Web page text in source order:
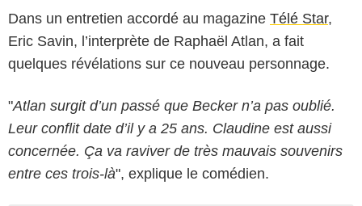
Dans un entretien accordé au magazine Télé Star,
Eric Savin, l’interprète de Raphaël Atlan, a fait
quelques révélations sur ce nouveau personnage.
"Atlan surgit d’un passé que Becker n’a pas oublié.
Leur conflit date d’il y a 25 ans. Claudine est aussi
concernée. Ça va raviver de très mauvais souvenirs
entre ces trois-là", explique le comédien.